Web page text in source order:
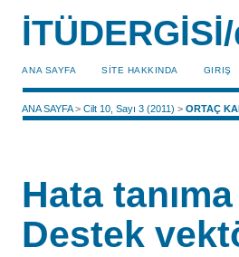
ANA SAYFA SİTE HAKKINDA GIRIŞ
ANA SAYFA>Cilt 10, Sayı 3 (2011) >ORTAÇ
Hata
Destek